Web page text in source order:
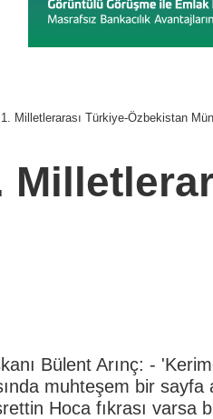
1. Milletlerarası Türkiye-Özbekistan
Bülent Arınç: -
muhteşem bir
Hoca fıkrası varsa